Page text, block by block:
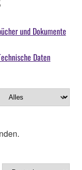
und Dokumente
Daten